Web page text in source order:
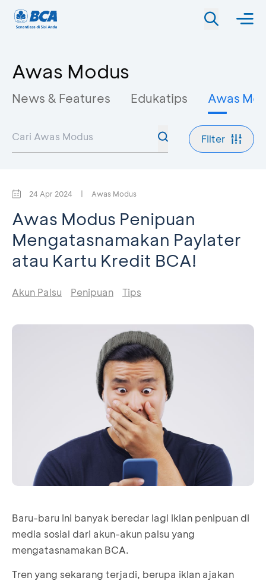
Awas Modus
News & Features Edukatips Awas
Filter
24 Apr 2024 | Awas Modus
Awas Modus Penipuan
Mengatasnamakan Paylater
atau Kartu Kredit BCA!
Akun Palsu Penipuan Tips
Baru-baru ini banyak beredar lagi iklan penipuan di
media sosial dari akun-akun palsu yang
mengatasnamakan BCA.
Tren yang sekarang terjadi, berupa iklan ajakan